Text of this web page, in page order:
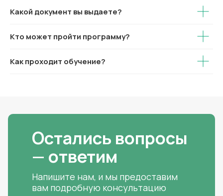
Какой документ вы выдаете?
Кто может пройти программу?
Как проходит обучение?
Остались вопросы
— ответим
Напишите нам, и мы предоставим
вам подробную консультацию